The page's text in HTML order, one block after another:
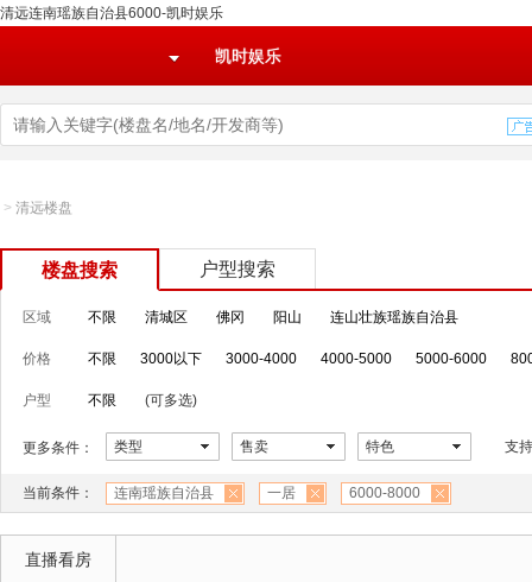
清远连南瑶族自治县6000-凯时娱乐
凯时娱乐
> 清远楼盘
楼盘搜索 户型搜索
区域 不限 清城区 佛冈 阳山 连山壮族瑶族自治县
价格 不限 3000以下 3000-4000 4000-5000 5000-6000
户型 不限 (可多选)
更多条件： 类型 售卖 特色 支
当前条件： 连南瑶族自治县 一居 6000-8000
直播看房